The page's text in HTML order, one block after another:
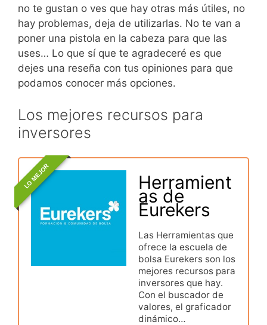
no te gustan o ves que hay otras más útiles, no
hay problemas, deja de utilizarlas. No te van a
poner una pistola en la cabeza para que las
uses… Lo que sí que te agradeceré es que
dejes una reseña con tus opiniones para que
podamos conocer más opciones.
Los mejores recursos para
inversores
LO MEJOR Herramient
as de
Eurekers
Las Herramientas que
ofrece la escuela de
bolsa Eurekers son los
mejores recursos para
inversores que hay.
Con el buscador de
valores, el graficador
dinámico…